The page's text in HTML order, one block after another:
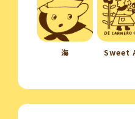
海 Sweet